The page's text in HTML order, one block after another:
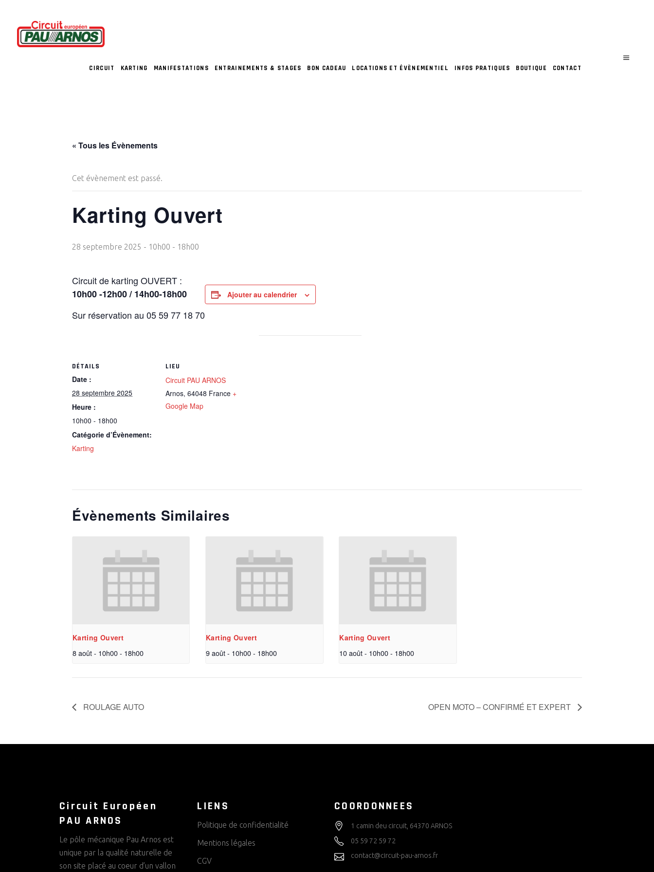
CIRCUIT KARTING MANIFESTATIONS ENTRAINEMENTS & STAGES BON CADEAU LOCATIONS ET ÉVÈNEMENTIEL INFOS PRATIQUES BOUTIQUE CONTACT
« Tous les Évènements
Cet évènement est passé.
Karting Ouvert
28 septembre 2025 - 10h00 - 18h00
Circuit de karting OUVERT :
10h00 -12h00 / 14h00-18h00
Sur réservation au 05 59 77 18 70
Ajouter au calendrier
DÉTAILS
Date :
28 septembre 2025
Heure :
10h00 - 18h00
Catégorie d’Évènement:
Karting
LIEU
Circuit PAU ARNOS
Arnos, 64048 France +
Google Map
Évènements Similaires
Karting Ouvert
8 août - 10h00- 18h00
Karting Ouvert
9 août - 10h00- 18h00
Karting Ouvert
10 août - 10h00 - 18h00
ROULAGE AUTO OPEN MOTO – CONFIRMÉ ET EXPERT
Circuit Européen
PAU ARNOS
Le pôle mécanique Pau Arnos est
unique par la qualité naturelle de
son site placé au coeur d’un vallon
LIENS
Politique de confidentialité
Mentions légales
CGV
COORDONNEES
1 camin deu circuit, 64370 ARNOS
05 59 72 59 72
contact@circuit-pau-arnos.fr